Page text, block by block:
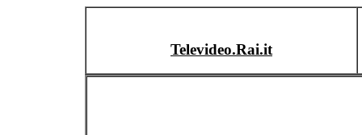
Televideo.Rai.it